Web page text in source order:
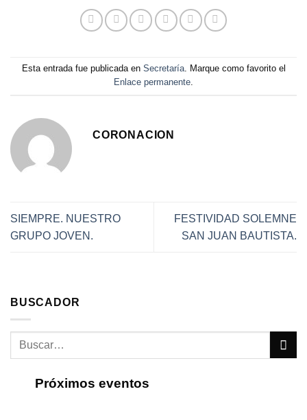
Esta entrada fue publicada en Secretaría. Marque como favorito el
Enlace permanente.
CORONACION
SIEMPRE. NUESTRO
GRUPO JOVEN.
FESTIVIDAD SOLEMNE
SAN JUAN BAUTISTA.
BUSCADOR
Próximos eventos